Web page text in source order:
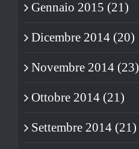
Gennaio 2015 (21)
Dicembre 2014 (20)
Novembre 2014 (23)
Ottobre 2014 (21)
Settembre 2014 (21)